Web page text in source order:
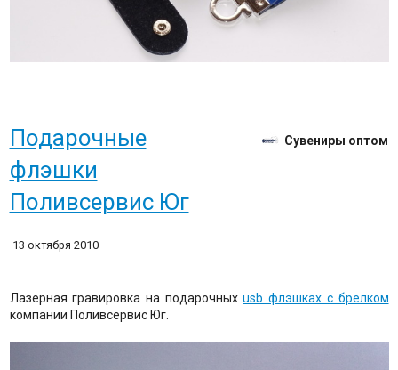
Подарочные
флэшки
Поливсервис Юг
Сувениры оптом
13 октября 2010
Лазерная гравировка на подарочныхusb флэшках с брелком
компании Поливсервис Юг.